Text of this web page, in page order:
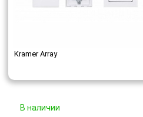
Kramer Array
В наличии